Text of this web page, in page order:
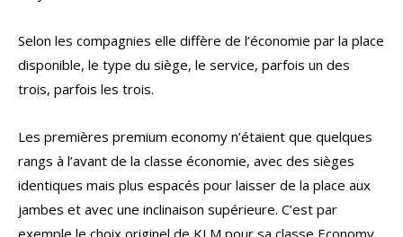
Selon les compagnies elle diffère de l’économie par la place
disponible, le type du siège, le service, parfois un des
trois, parfois les trois.
Les premières premium economy n’étaient que quelques
rangs à l’avant de la classe économie, avec des sièges
identiques mais plus espacés pour laisser de la place aux
jambes et avec une inclinaison supérieure. C’est par